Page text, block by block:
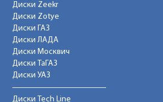
Диски Zeekr
Диски Zotye
Диски ГАЗ
Диски ЛАДА
Диски Москвич
Диски ТаГАЗ
Диски УАЗ
Диски Tech Line